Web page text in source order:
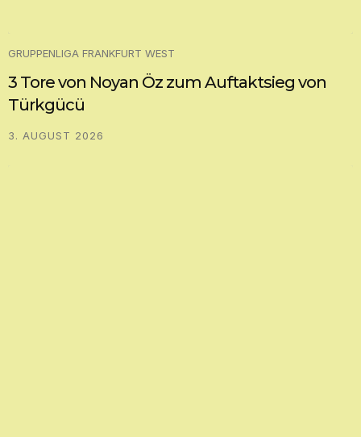
GRUPPENLIGA FRANKFURT WEST
3 Tore von Noyan Öz zum Auftaktsieg von
Türkgücü
3. AUGUST 2026